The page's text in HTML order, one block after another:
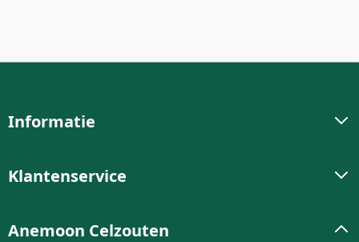
Informatie
Klantenservice
Anemoon Celzouten